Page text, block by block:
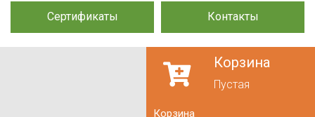
Сертификаты Контакты
Корзина
Пустая
Корзина